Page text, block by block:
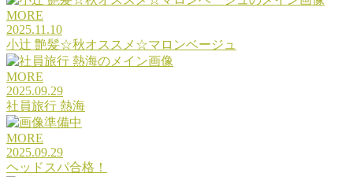
MORE
2025.11.10
小辻 艶髪☆秋オススメ☆マロンベージュ
MORE
2025.09.29
社員旅行 熱海
MORE
2025.09.29
ヘッドスパ合格！